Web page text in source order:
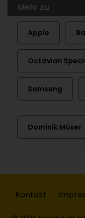
Mehr zu
Apple
Octavian
Samsung
Dominik Müser
Kontakt